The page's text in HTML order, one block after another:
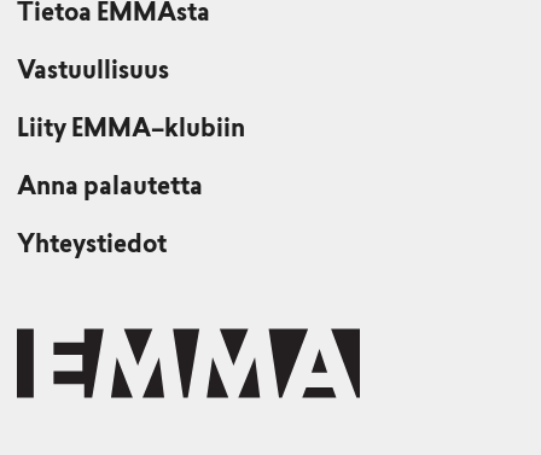
Tietoa EMMAsta
Vastuullisuus
Liity EMMA–klubiin
Anna palautetta
Yhteystiedot